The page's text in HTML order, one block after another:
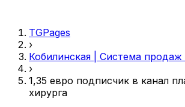
TGPages
›
Кобилинская | Система продаж
›
1,35 евро подписчик в канал
хирурга